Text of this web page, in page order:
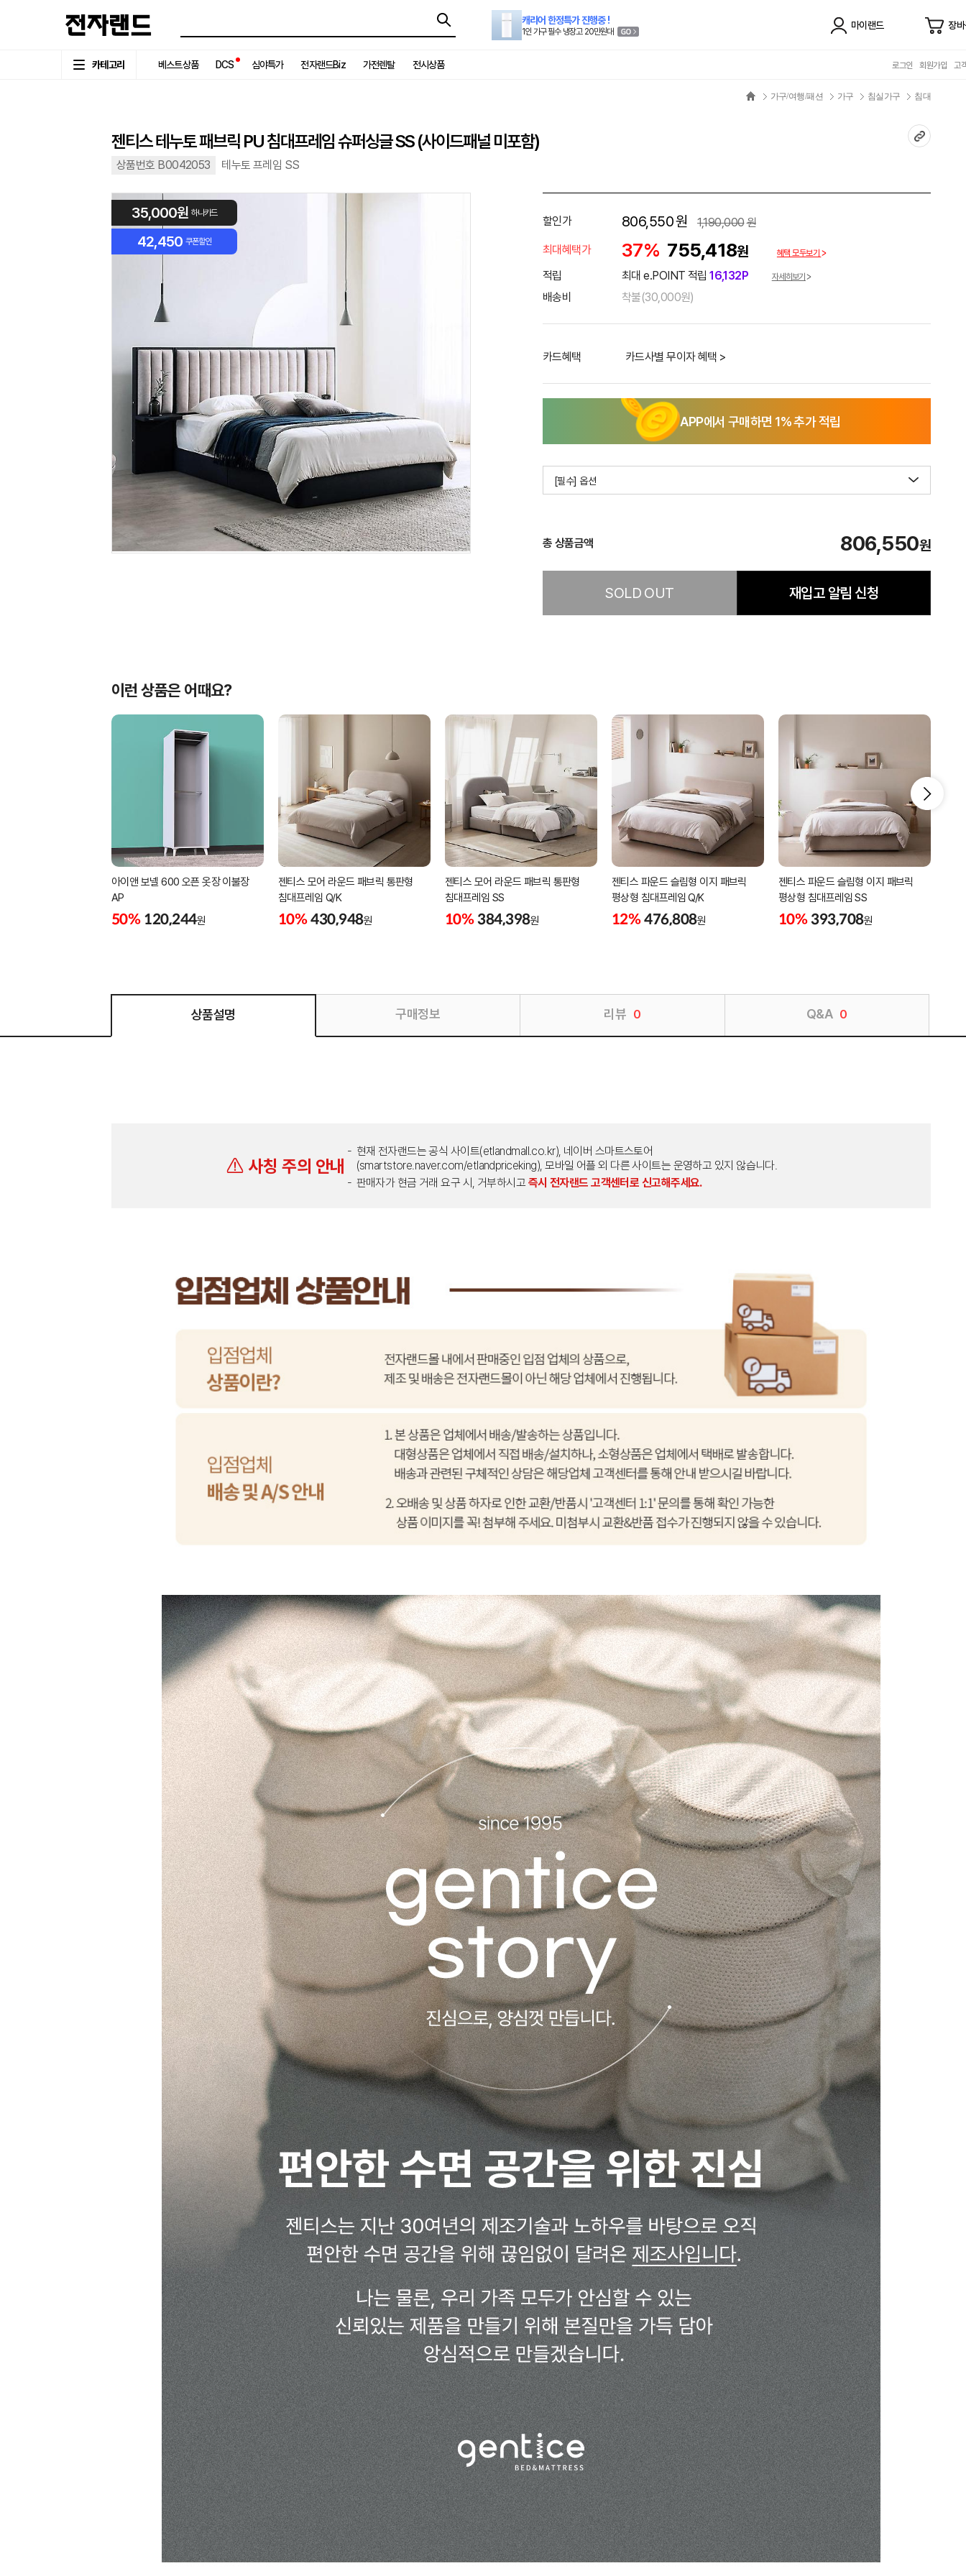
캐리어 한정특가 진행중 !
1인 가구 필수 냉장고 20만원대
마이랜드 장
카테고리 베스트상품 DCS 심야특가 전자랜드Biz 가전렌탈 전시상품 로그인 회원가입 고
가구/여행/패션 가구 침실가구 침대
젠티스 테누토 패브릭 PU 침대프레임 슈퍼싱글 SS (사이드패널 미포함)
상품번호 B0042053 테누토 프레임 SS
35,000원 하나카드
42,450 쿠폰할인
할인가 806,550원 1,190,000원
최대혜택가
37% 755,418원 혜택 모두보기
적립 최대 e.POINT 적립16,132P 자세히보기
배송비 착불(30,000원)
카드혜택 카드사별 무이자 혜택 >
APP에서 구매하면 1% 추가 적립
[필수] 옵션
총 상품금액 806,550원
SOLD OUT 재입고 알림 신청
이런 상품은 어때요?
아이앤 보넬 600 오픈 옷장 이불장
AP
50% 120,244원
젠티스 모어 라운드 패브릭 통판형
침대프레임 Q/K
10% 430,948원
젠티스 모어 라운드 패브릭 통판형
침대프레임 SS
10% 384,398원
젠티스 파운드 슬림형 이지 패브릭
평상형 침대프레임 Q/K
12% 476,808원
젠티스 파운드 슬림형 이지 패브릭
평상형 침대프레임 SS
10% 393,708원
상품설명 구매정보 리뷰 0 Q&A 0
사칭 주의 안내
현재 전자랜드는 공식 사이트(etlandmall.co.kr), 네이버 스마트스토어
(smartstore.naver.com/etlandpriceking), 모바일 어플 외 다른 사이트는 운영하고 있지 않습니다.
판매자가 현금 거래 요구 시, 거부하시고 즉시 전자랜드 고객센터로 신고해주세요.